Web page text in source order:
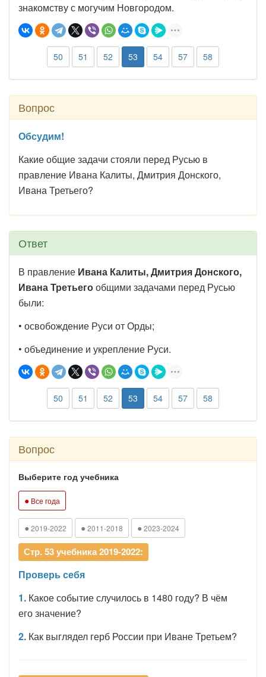
знакомству с могучим Новгородом.
50 51 52 53 54 57 58
Вопрос
Обсудим!
Какие общие задачи стояли перед Русью в
правление Ивана Калиты, Дмитрия Донского,
Ивана Третьего?
Ответ
В правление Ивана Калиты, Дмитрия Донского,
Ивана Третьегообщими задачами перед Русью
были:
• освобождение Руси от Орды;
• объединение и укрепление Руси.
50 51 52 53 54 57 58
Вопрос
Выберите год учебника
● Все года
● 2019-2022 ● 2011-2018 ● 2023-2024
Стр. 53 учебника 2019-2022:
Проверь себя
1. Какое событие случилось в 1480 году? В чём
его значение?
2. Как выглядел герб России при Иване Третьем?